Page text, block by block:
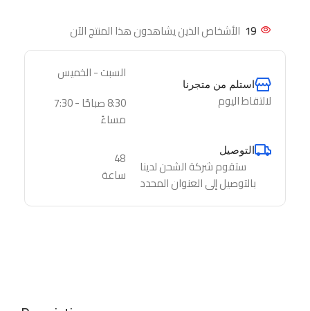
19 الأشخاص الذين يشاهدون هذا المنتج الآن
استلم من متجرنا
لالتقاط اليوم
السبت - الخميس
8:30 صباحًا - 7:30
مساءً
التوصيل
ستقوم شركة الشحن لدينا
بالتوصيل إلى العنوان المحدد
48
ساعة